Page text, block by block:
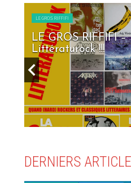
–
LE GROS
LE
Days
DERNIERS